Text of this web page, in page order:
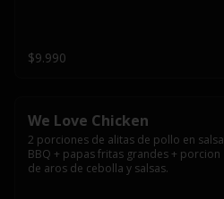
$9.990
We Love Chicken
2 porciones de alitas de pollo en salsa
BBQ + papas fritas grandes + porcion
de aros de cebolla y salsas.